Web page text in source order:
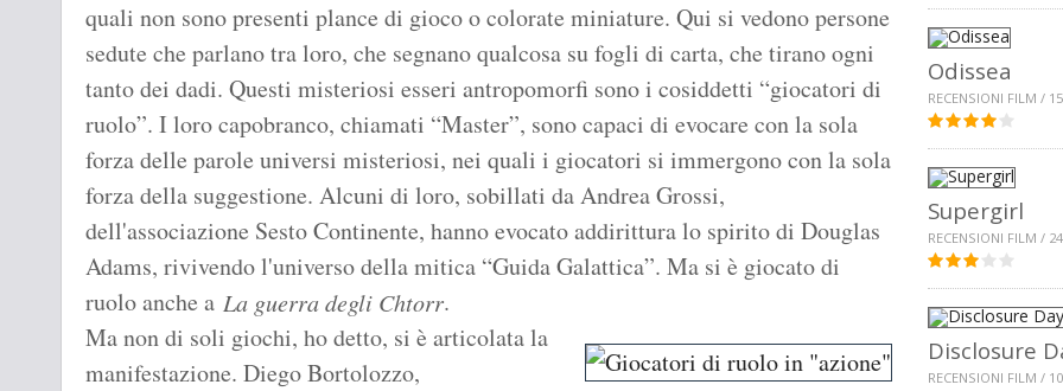
quali non sono presenti plance di gioco o colorate miniature. Qui si vedono persone
sedute che parlano tra loro, che segnano qualcosa su fogli di carta, che tirano ogni
tanto dei dadi. Questi misteriosi esseri antropomorfi sono i cosiddetti “giocatori di
ruolo”. I loro capobranco, chiamati “Master”, sono capaci di evocare con la sola
forza delle parole universi misteriosi, nei quali i giocatori si immergono con la sola
forza della suggestione. Alcuni di loro, sobillati da Andrea Grossi,
dell'associazione Sesto Continente, hanno evocato addirittura lo spirito di Douglas
Adams, rivivendo l'universo della mitica “Guida Galattica”. Ma si è giocato di
ruolo anche a La guerra degli Chtorr.
Ma non di soli giochi, ho detto, si è articolata la
manifestazione. Diego Bortolozzo,
Odissea
RECENSIONI FILM /
Supergirl
RECENSIONI FILM /
Disclosure
RECENSIONI FILM /